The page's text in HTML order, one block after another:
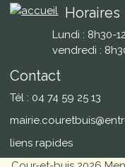
Horaires
Lundi : 8h30-
vendredi :
Contact
Tél : 04 74 59 25 13
liens rapides